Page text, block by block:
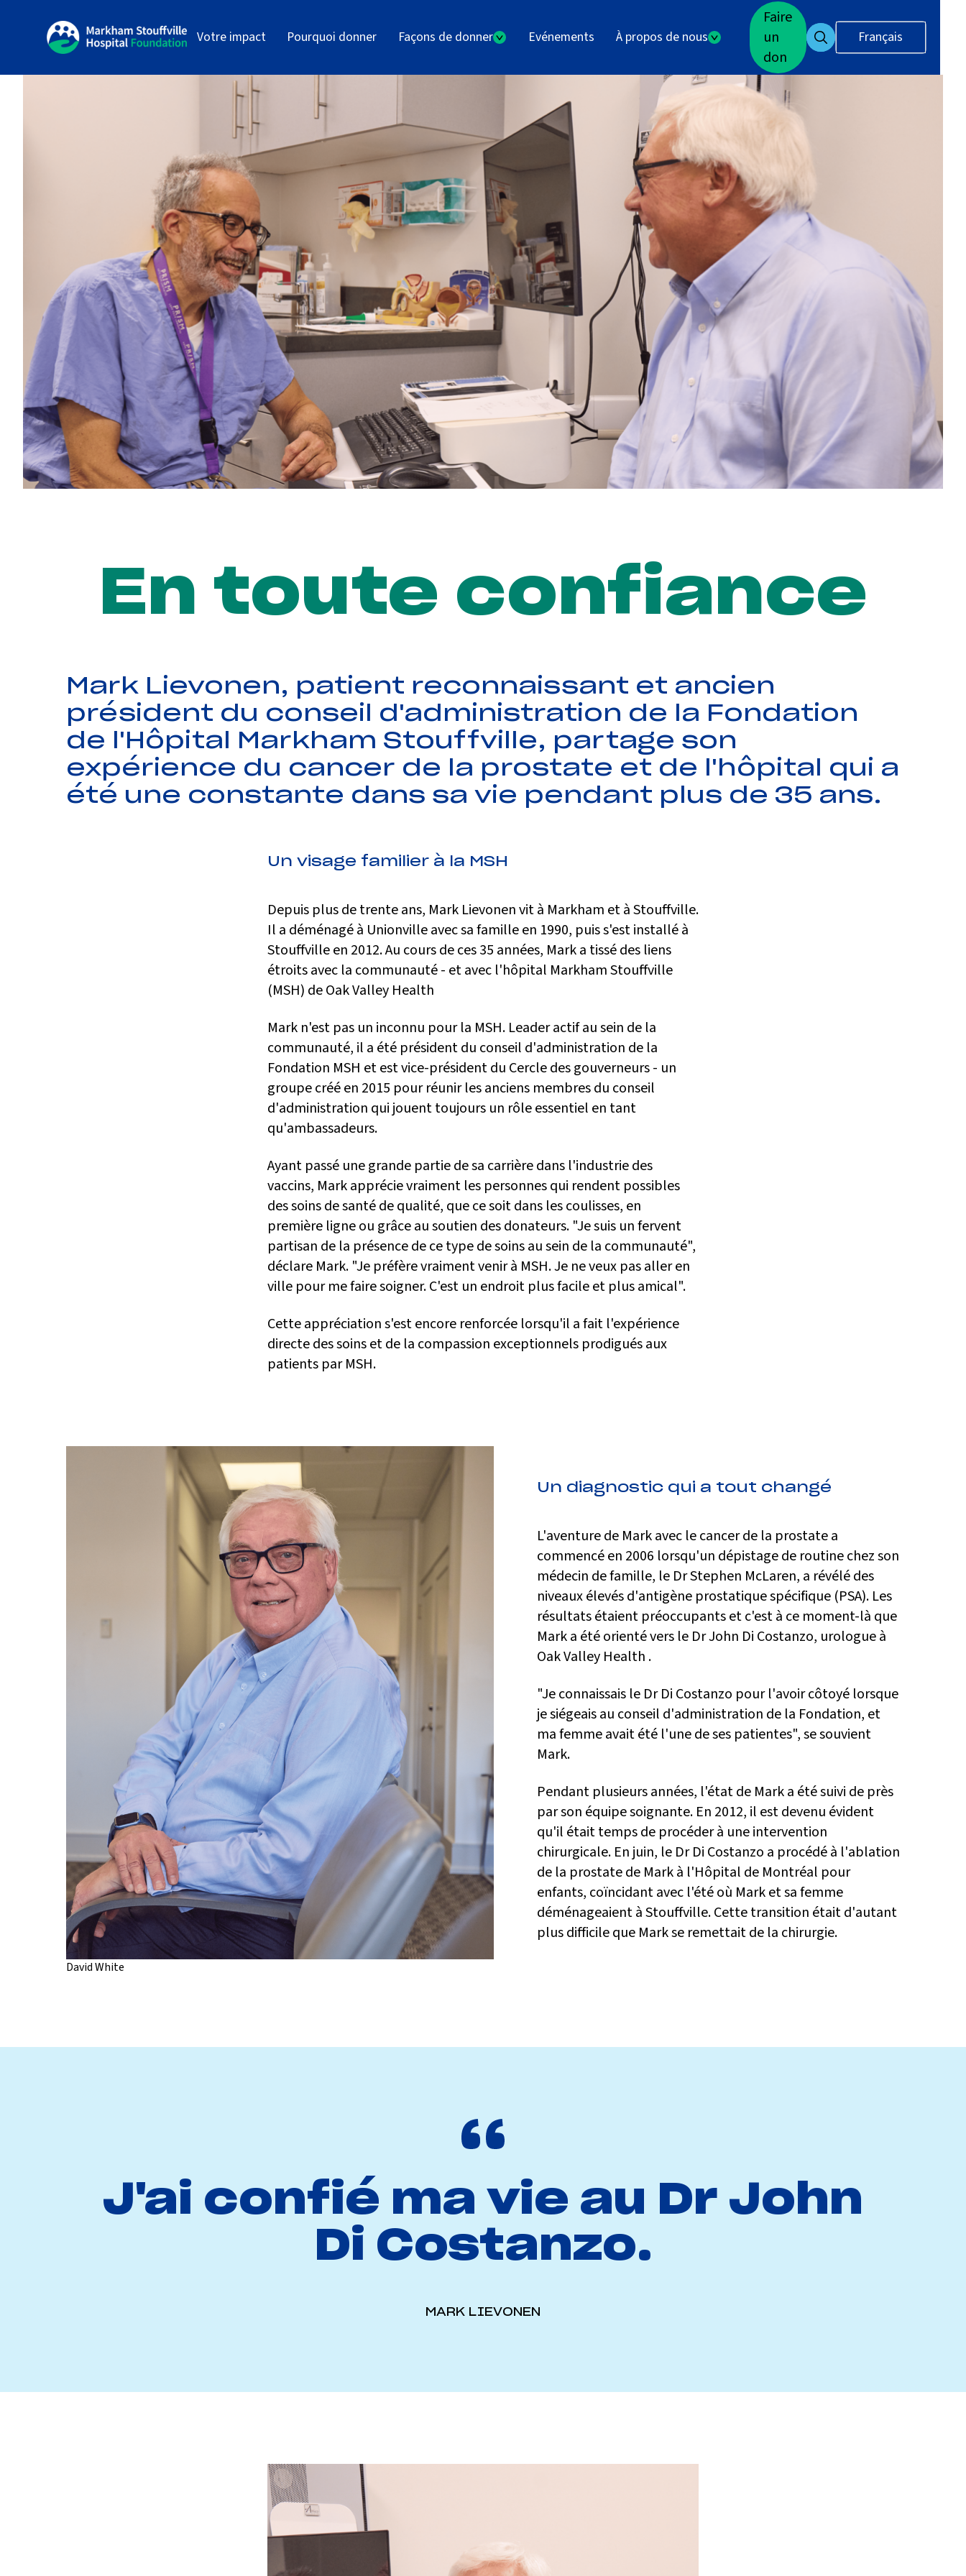
Votre impact Pourquoi donner Façons de donner Evénements À propos de nous
Faire
un
don
Français
En toute confiance
Mark Lievonen, patient reconnaissant et ancien
président du conseil d'administration de la Fondation
de l'Hôpital Markham Stouffville, partage son
expérience du cancer de la prostate et de l'hôpital qui a
été une constante dans sa vie pendant plus de 35 ans.
Un visage familier à la MSH
Depuis plus de trente ans, Mark Lievonen vit à Markham et à Stouffville.
Il a déménagé à Unionville avec sa famille en 1990, puis s'est installé à
Stouffville en 2012. Au cours de ces 35 années, Mark a tissé des liens
étroits avec la communauté - et avec l'hôpital Markham Stouffville
(MSH) de Oak Valley Health
Mark n'est pas un inconnu pour la MSH. Leader actif au sein de la
communauté, il a été président du conseil d'administration de la
Fondation MSH et est vice-président du Cercle des gouverneurs - un
groupe créé en 2015 pour réunir les anciens membres du conseil
d'administration qui jouent toujours un rôle essentiel en tant
qu'ambassadeurs.
Ayant passé une grande partie de sa carrière dans l'industrie des
vaccins, Mark apprécie vraiment les personnes qui rendent possibles
des soins de santé de qualité, que ce soit dans les coulisses, en
première ligne ou grâce au soutien des donateurs. "Je suis un fervent
partisan de la présence de ce type de soins au sein de la communauté",
déclare Mark. "Je préfère vraiment venir à MSH. Je ne veux pas aller en
ville pour me faire soigner. C'est un endroit plus facile et plus amical".
Cette appréciation s'est encore renforcée lorsqu'il a fait l'expérience
directe des soins et de la compassion exceptionnels prodigués aux
patients par MSH.
David White
Un diagnostic qui a tout changé
L'aventure de Mark avec le cancer de la prostate a
commencé en 2006 lorsqu'un dépistage de routine chez son
médecin de famille, le Dr Stephen McLaren, a révélé des
niveaux élevés d'antigène prostatique spécifique (PSA). Les
résultats étaient préoccupants et c'est à ce moment-là que
Mark a été orienté vers le Dr John Di Costanzo, urologue à
Oak Valley Health .
"Je connaissais le Dr Di Costanzo pour l'avoir côtoyé lorsque
je siégeais au conseil d'administration de la Fondation, et
ma femme avait été l'une de ses patientes", se souvient
Mark.
Pendant plusieurs années, l'état de Mark a été suivi de près
par son équipe soignante. En 2012, il est devenu évident
qu'il était temps de procéder à une intervention
chirurgicale. En juin, le Dr Di Costanzo a procédé à l'ablation
de la prostate de Mark à l'Hôpital de Montréal pour
enfants, coïncidant avec l'été où Mark et sa femme
déménageaient à Stouffville. Cette transition était d'autant
plus difficile que Mark se remettait de la chirurgie.
J'ai confié ma vie au Dr John
Di Costanzo.
MARK LIEVONEN